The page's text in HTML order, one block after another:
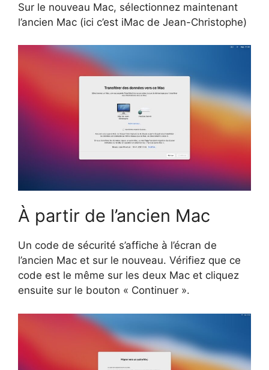
Sur le nouveau Mac, sélectionnez maintenant
l’ancien Mac (ici c’est iMac de Jean-Christophe)
À partir de l’ancien Mac
Un code de sécurité s’affiche à l’écran de
l’ancien Mac et sur le nouveau. Vérifiez que ce
code est le même sur les deux Mac et cliquez
ensuite sur le bouton « Continuer ».